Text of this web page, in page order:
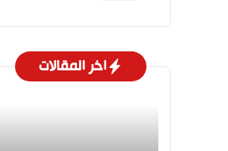
اخر المقالات